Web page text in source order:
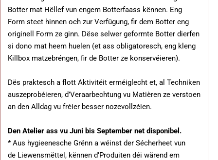
Botter mat Hëllef vun engem Botterfaass kënnen. Eng
Form steet hinnen och zur Verfügung, fir dem Botter eng
originell Form ze ginn. Dëse selwer geformte Botter dierfen
si dono mat heem huelen (et ass obligatoresch, eng kleng
Killbox matzebréngen, fir de Botter ze konservéieren).
Dës praktesch a flott Aktivitéit erméiglecht et, al Techniken
auszeprobéieren, d’Veraarbechtung vu Matièren ze verstoen
an den Alldag vu fréier besser nozevollzéien.
Den Atelier ass vu Juni bis September net disponibel.
* Aus hygieenesche Grënn a wéinst der Sécherheet vun
de Liewensmëttel, kënnen d’Produiten déi wärend em